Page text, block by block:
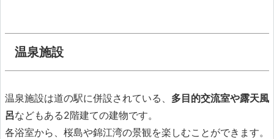
温泉施設
温泉施設は道の駅に併設されている、 多目的交流室や露天風
呂などもある2階建ての建物です。
各浴室から、桜島や錦江湾の景観を楽しむことができます。